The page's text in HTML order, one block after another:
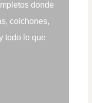
donde
colchones,
todo lo que